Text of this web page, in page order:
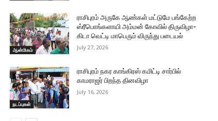
ஆன்மிகம்
ராசிபுரம் அருகே ஆண்கள் மட்டுமே பங்கேற்ற
ஸ்ரீபொங்களாயி அம்மன் கோவில் திருவிழா-
கிடா வெட்டி மாபெரும் விருந்து படையல்
July 27, 2026
நடப்புகள்
ராசிபுரம் நகர காங்கிரஸ் கமிட்டி சார்பில்
காமராஜர் பிறந்த தினவிழா
July 16, 2026